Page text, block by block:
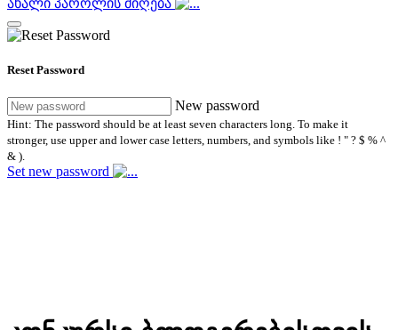
ახალი პაროლის მიღება
Reset Password
New password
Hint: The password should be at least seven characters long. To make it
stronger, use upper and lower case letters, numbers, and symbols like ! " ? $ % ^
& ).
Set new password